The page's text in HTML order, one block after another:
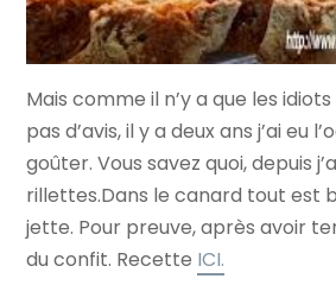
Mais comme il n’y a que les
pas d’avis, il y a deux ans j’ai eu
goûter. Vous savez quoi, depuis
rillettes.Dans le canard tout est
jette. Pour preuve, après avoir
du confit. Recette ICI.